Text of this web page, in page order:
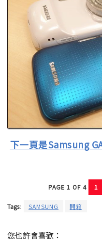
下一頁是Samsung
PAGE 1 OF 4 1
Tags: SAMSUNG 開箱
您也許會喜歡：